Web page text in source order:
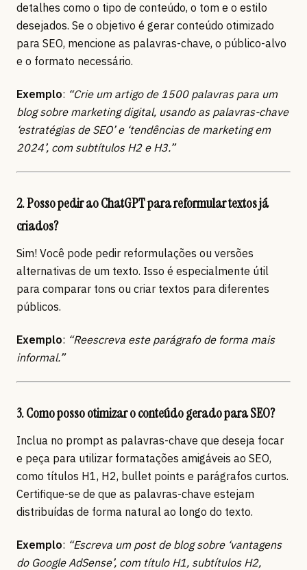
detalhes como o tipo de conteúdo, o tom e o estilo
desejados. Se o objetivo é gerar conteúdo otimizado
para SEO, mencione as palavras-chave, o público-alvo
e o formato necessário.
Exemplo: “Crie um artigo de 1500 palavras para um
blog sobre marketing digital, usando as palavras-chave
‘estratégias de SEO’ e ‘tendências de marketing em
2024’, com subtítulos H2 e H3.”
2. Posso pedir ao ChatGPT para reformular textos já
criados?
Sim! Você pode pedir reformulações ou versões
alternativas de um texto. Isso é especialmente útil
para comparar tons ou criar textos para diferentes
públicos.
Exemplo: “Reescreva este parágrafo de forma mais
informal.”
3. Como posso otimizar o conteúdo gerado para SEO?
Inclua no prompt as palavras-chave que deseja focar
e peça para utilizar formatações amigáveis ao SEO,
como títulos H1, H2, bullet points e parágrafos curtos.
Certifique-se de que as palavras-chave estejam
distribuídas de forma natural ao longo do texto.
Exemplo: “Escreva um post de blog sobre ‘vantagens
do Google AdSense’, com título H1, subtítulos H2,